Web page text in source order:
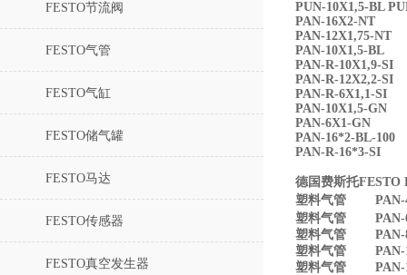
FESTO节流阀
FESTO气管
FESTO气缸
FESTO储气罐
FESTO马达
FESTO传感器
FESTO真空发生器
PUN-10X1,5-BL
PAN-16X2-NT
PAN-12X1,75-NT
PAN-10X1,5-BL
PAN-R-10X1,9-SI
PAN-R-12X2,2-SI
PAN-R-6X1,1-SI
PAN-10X1,5-GN
PAN-6X1-GN
PAN-16*2-BL-100
PAN-R-16*3-SI
德国费斯托FESTO
塑料气管 PAN-
塑料气管 PAN-
塑料气管 PAN-
塑料气管 PAN-
塑料气管 PAN-